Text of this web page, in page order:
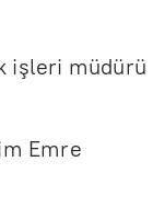
işleri müdürü
Emre